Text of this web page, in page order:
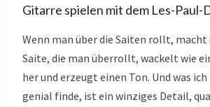
Gitarre spielen mit dem Les-Paul-
Wenn man über die Saiten rollt, macht
Saite, die man überrollt, wackelt wie
her und erzeugt einen Ton. Und was
genial finde, ist ein winziges Detail,